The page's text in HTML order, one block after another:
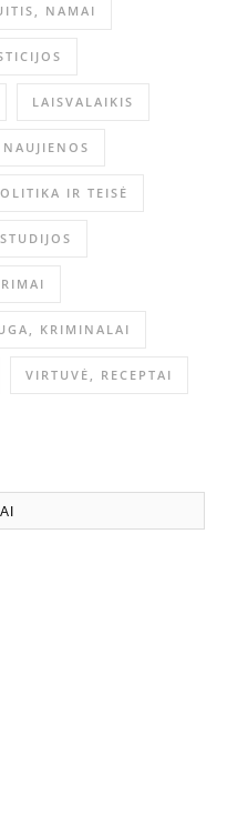
NAMAI
LAISVALAIKIS
IR TEISĖ
STUDIJOS
KRIMINALAI
VIRTUVĖ, RECEPTAI